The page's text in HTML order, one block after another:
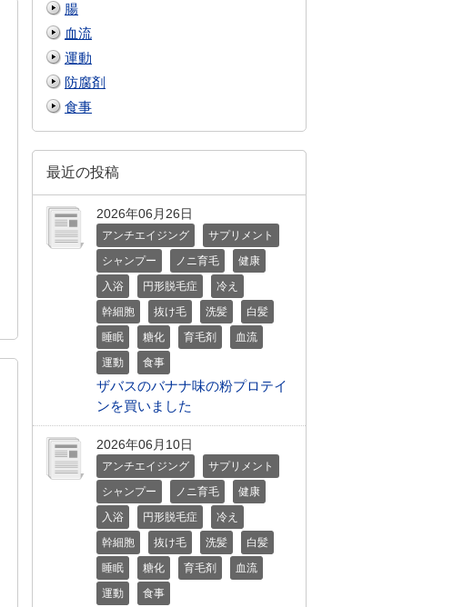
腸
血流
運動
防腐剤
食事
最近の投稿
2026年06月26日
アンチエイジング
サプリメント
シャンプー
ノニ育毛
健康
入浴
円形脱毛症
冷え
幹細胞
抜け毛 洗髪
白髪
睡眠
糖化 育毛剤
血流
運動
食事
ザバスのバナナ味の粉プロテイ
ンを買いました
2026年06月10日
アンチエイジング
サプリメント
シャンプー
ノニ育毛
健康
入浴
円形脱毛症
冷え
幹細胞
抜け毛 洗髪
白髪
睡眠
糖化 育毛剤
血流
運動
食事